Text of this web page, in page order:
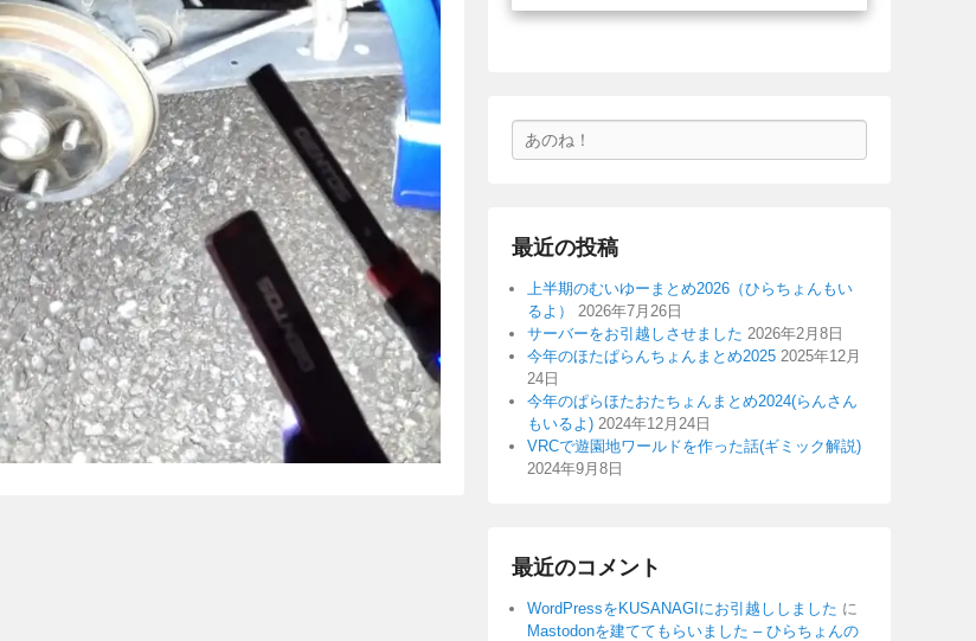
索
最近の投稿
上半期のむいゆーまとめ2026（ひらちょんもい
るよ）
2026年7月26日
サーバーをお引越しさせました 2026年2月8日
今年のほたぱらんちょんまとめ2025 2025年12月
24日
今年のぱらほたおたちょんまとめ2024(らんさん
もいるよ) 2024年12月24日
VRCで遊園地ワールドを作った話(ギミック解説)
2024年9月8日
最近のコメント
WordPressをKUSANAGIにお引越ししました に
Mastodonを建ててもらいました – ひらちょんの